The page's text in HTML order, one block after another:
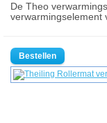
De Theo
verwarmingselement